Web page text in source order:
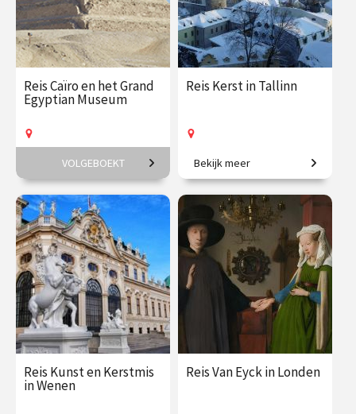
Reis Caïro en het Grand
Egyptian Museum
6-daagse reis o.l.v. Huub
Pragt.
€ 2695.00
nov.
Op locatie
VOLGEBOEKT
Reis Kerst in Tallinn
6-daagse reis o.l.v. Frederik
Erens.
€ 2195.00
vanaf 20
dec.
Op locatie
Bekijk meer
Reis Kunst en Kerstmis
in Wenen
Reis Van Eyck in Londen